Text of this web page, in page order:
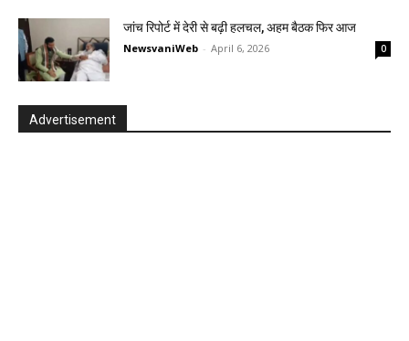
जांच रिपोर्ट में देरी से बढ़ी हलचल, अहम बैठक फिर आज
NewsvaniWeb - April 6, 2026 0
Advertisement